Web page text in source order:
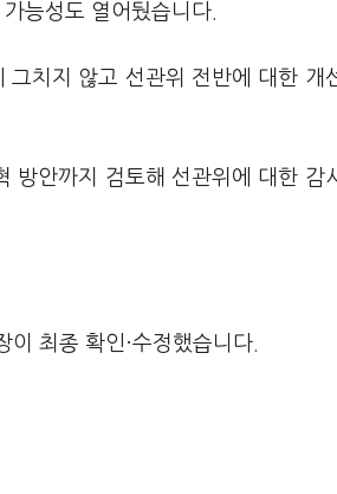
능성도 열어뒀습니다.
치지 않고 선관위 전반에 대한 개
방안까지 검토해 선관위에 대한 감
최종 확인·수정했습니다.